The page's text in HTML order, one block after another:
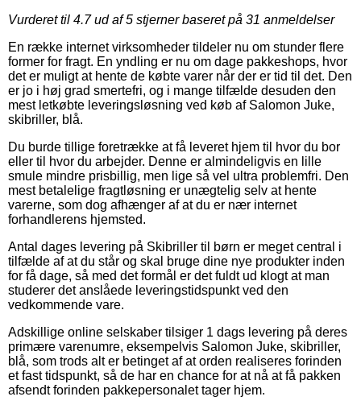
Vurderet til 4.7ud af 5 stjerner baseret på 31 anmeldelser
En række internet virksomheder tildeler nu om stunder flere
former for fragt. En yndling er nu om dage pakkeshops, hvor
det er muligt at hente de købte varer når der er tid til det. Den
er jo i høj grad smertefri, og i mange tilfælde desuden den
mest letkøbte leveringsløsning ved køb af Salomon Juke,
skibriller, blå.
Du burde tillige foretrække at få leveret hjem til hvor du bor
eller til hvor du arbejder. Denne er almindeligvis en lille
smule mindre prisbillig, men lige så vel ultra problemfri. Den
mest betalelige fragtløsning er unægtelig selv at hente
varerne, som dog afhænger af at du er nær internet
forhandlerens hjemsted.
Antal dages levering på Skibriller til børn er meget central i
tilfælde af at du står og skal bruge dine nye produkter inden
for få dage, så med det formål er det fuldt ud klogt at man
studerer det anslåede leveringstidspunkt ved den
vedkommende vare.
Adskillige online selskaber tilsiger 1 dags levering på deres
primære varenumre, eksempelvis Salomon Juke, skibriller,
blå, som trods alt er betinget af at orden realiseres forinden
et fast tidspunkt, så de har en chance for at nå at få pakken
afsendt forinden pakkepersonalet tager hjem.